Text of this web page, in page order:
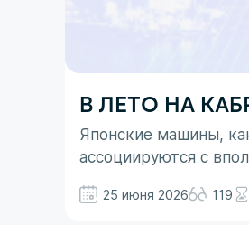
В ЛЕТО НА
Японские машины,
ассоциируются с
25 июня 2026 119